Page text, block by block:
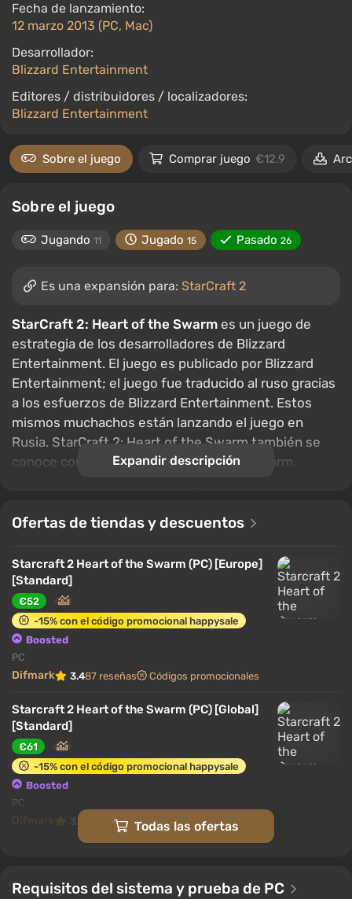
Fecha de lanzamiento:
12 marzo 2013 (PC, Mac)
Desarrollador:
Blizzard Entertainment
Editores / distribuidores / localizadores:
Blizzard Entertainment
Sobre el juego Comprar juego €12.9
Sobre el juego
Jugando 11 Jugado 15 Pasado 26
Es una expansión para: StarCraft 2
StarCraft 2: Heart of the Swarm es un juego de
estrategia de los desarrolladores de Blizzard
Entertainment. El juego es publicado por Blizzard
Entertainment; el juego fue traducido al ruso gracias
a los esfuerzos de Blizzard Entertainment. Estos
mismos muchachos están lanzando el juego en
Rusia. StarCraft 2: Heart of the Swarm también se
conoce como Starcraft II: Heart of the Swarm.
mayoría de los críticos le dieron al juego
calificaciones muy bajas.
Expandir descripción
Ofertas de tiendas y descuentos
Starcraft 2 Heart of the Swarm (PC) [Europe]
[Standard]
€52
-15% con el código promocional happysale
Boosted
PC
Difmark 3.487 reseñas Códigos promocionales
Starcraft 2 Heart of the Swarm (PC) [Global]
[Standard]
€61
-15% con el código promocional happysale
Boosted
PC
Difmark 3.4 87 reseñas Códigos promocionales
€12.9 €13 -2%
Todas las ofertas
Requisitos del sistema y prueba de PC